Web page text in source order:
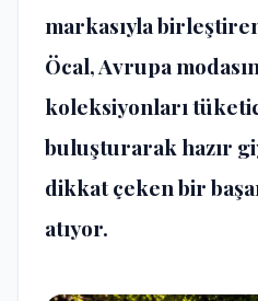
markasıyla
Öcal, Avrupa
koleksiyonları
buluşturarak hazır
dikkat çeken bir
atıyor.